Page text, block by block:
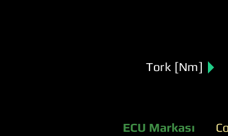
Tork [Nm]
ECU Markası